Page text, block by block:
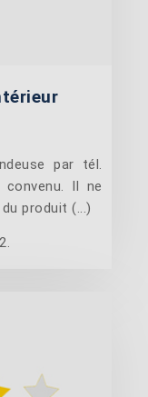
par tél.
Il ne
produit (...)